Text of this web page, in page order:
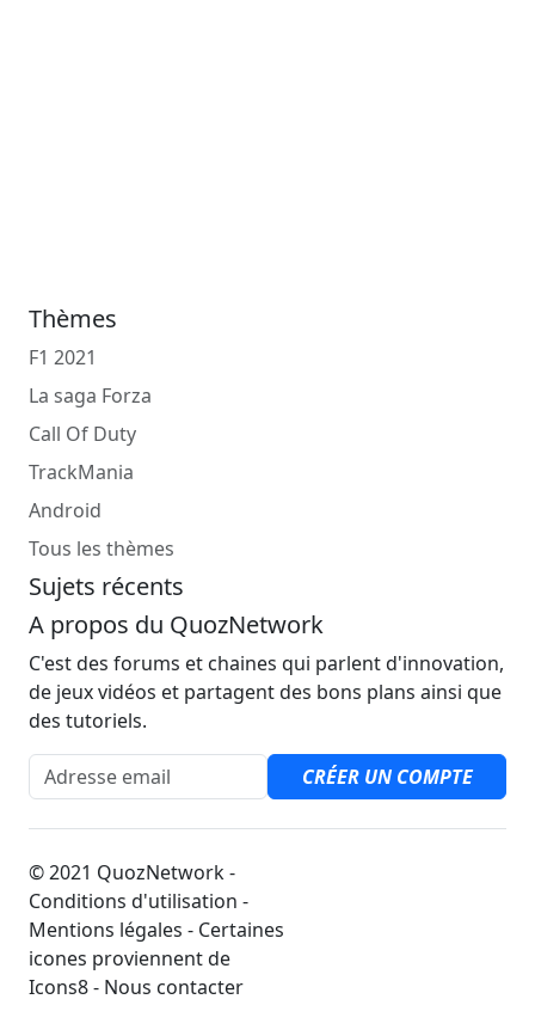
Thèmes
F1 2021
La saga Forza
Call Of Duty
TrackMania
Android
Tous les thèmes
Sujets récents
A propos du QuozNetwork
C'est des forums et chaines qui parlent d'innovation,
de jeux vidéos et partagent des bons plans ainsi que
des tutoriels.
Adresse email
CRÉER UN COMPTE
© 2021 QuozNetwork -
Conditions d'utilisation -
Mentions légales - Certaines
icones proviennent de
Icons8 - Nous contacter